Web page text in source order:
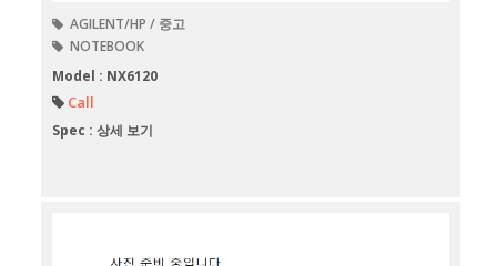
AGILENT/HP / 중고
NOTEBOOK
Model : NX6120
Call
Spec : 상세 보기